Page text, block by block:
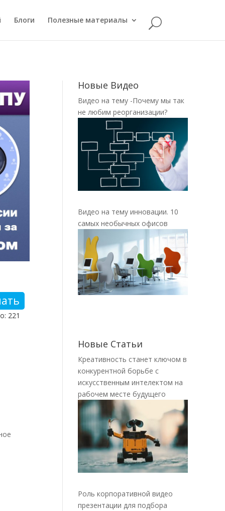
Блоги Полезные материалы
221
Новые Видео
Видео на тему -Почему мы так
не любим реорганизации?
Видео на тему инновации. 10
самых необычных офисов
Новые Статьи
Креативность станет ключом в
конкурентной борьбе с
искусственным интелектом на
рабочем месте будущего
Роль корпоративной видео
презентации для подбора